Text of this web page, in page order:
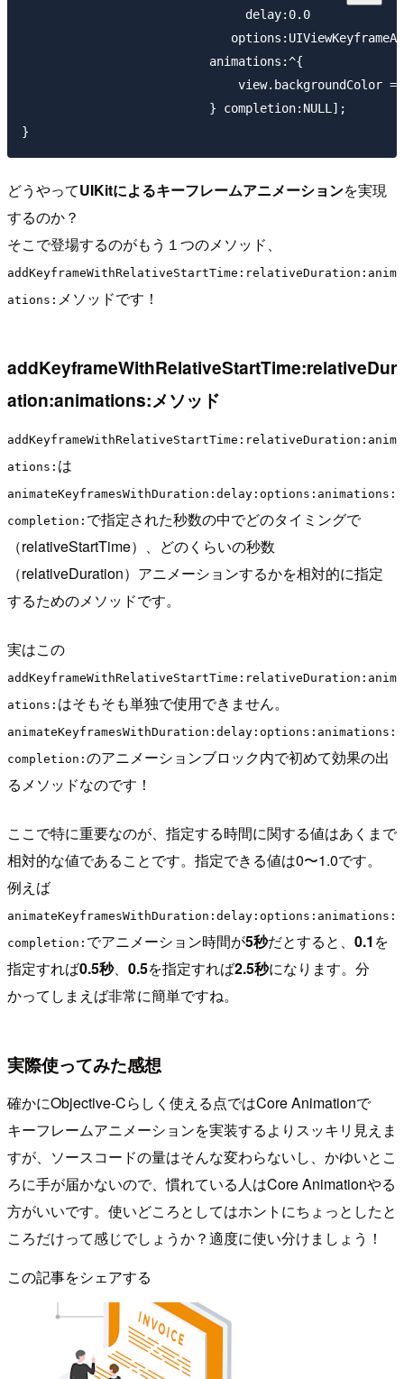
                               delay:0.0
                          animations:^{
view.backgroundColor =
                          } completion:NULL];
どうやってUIKitによるキーフレームアニメーションを実現
するのか？
そこで登場するのがもう１つのメソッド、
addKeyframeWithRelativeStartTime:relativeDuration:anim
ations: メソッドです！
addKeyframeWithRelativeStartTime:relativeDur
ation:animations:メソッド
addKeyframeWithRelativeStartTime:relativeDuration:anim
ations: は
animateKeyframesWithDuration:delay:options:animations:
completion: で指定された秒数の中でどのタイミングで
（relativeStartTime）、どのくらいの秒数
（relativeDuration）アニメーションするかを相対的に指定
するためのメソッドです。
実はこの
addKeyframeWithRelativeStartTime:relativeDuration:anim
ations: はそもそも単独で使用できません。
animateKeyframesWithDuration:delay:options:animations:
completion: のアニメーションブロック内で初めて効果の出
るメソッドなのです！
ここで特に重要なのが、指定する時間に関する値はあくまで
相対的な値であることです。指定できる値は0〜1.0です。
例えば
animateKeyframesWithDuration:delay:options:animations:
completion: でアニメーション時間が5秒だとすると、 0.1 を
指定すれば0.5秒、 0.5を指定すれば2.5秒になります。分
かってしまえば非常に簡単ですね。
実際使ってみた感想
確かにObjective-Cらしく使える点ではCore Animationで
キーフレームアニメーションを実装するよりスッキリ見えま
すが、ソースコードの量はそんな変わらないし、かゆいとこ
ろに手が届かないので、慣れている人はCore Animationやる
方がいいです。使いどころとしてはホントにちょっとしたと
ころだけって感じでしょうか？適度に使い分けましょう！
この記事をシェアする